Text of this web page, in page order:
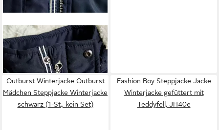
NAME ITWinterjacke Name It
Jungen Parka wattiert mit
Kapuze in blau mit
abnehmbarer Kapuze
39,99 €
Outburst Winterjacke Outburst
Mädchen Steppjacke Winterjacke
schwarz (1-St., kein Set)
Fashion Boy Steppjacke Jacke
Winterjacke gefüttert mit
Teddyfell, JH40e